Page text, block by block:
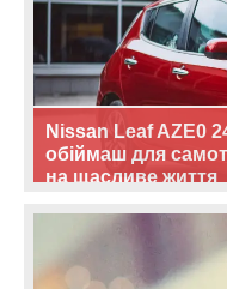
Nissan Leaf AZE0
обіймаш для
на щасливе життя